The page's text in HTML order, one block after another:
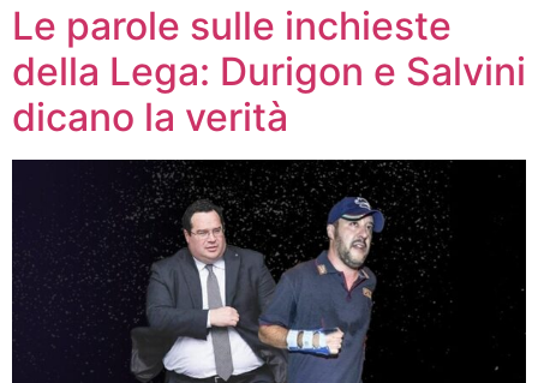
Le parole sulle inchieste
della Lega: Durigon e Salvini
dicano la verità